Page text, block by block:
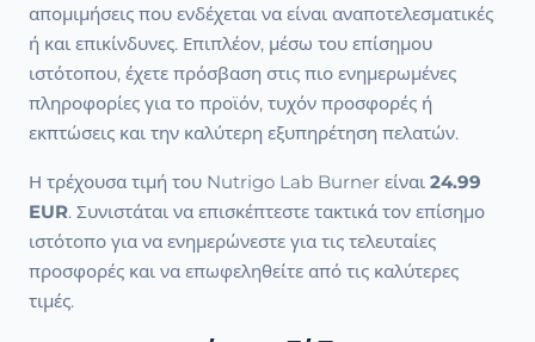
απομιμήσεις που ενδέχεται να είναι αναποτελεσματικές
ή και επικίνδυνες. Επιπλέον, μέσω του επίσημου
ιστότοπου, έχετε πρόσβαση στις πιο ενημερωμένες
πληροφορίες για το προϊόν, τυχόν προσφορές ή
εκπτώσεις και την καλύτερη εξυπηρέτηση πελατών.
Η τρέχουσα τιμή του Nutrigo Lab Burner είναι 24.99
EUR. Συνιστάται να επισκέπτεστε τακτικά τον επίσημο
ιστότοπο για να ενημερώνεστε για τις τελευταίες
προσφορές και να επωφεληθείτε από τις καλύτερες
τιμές.